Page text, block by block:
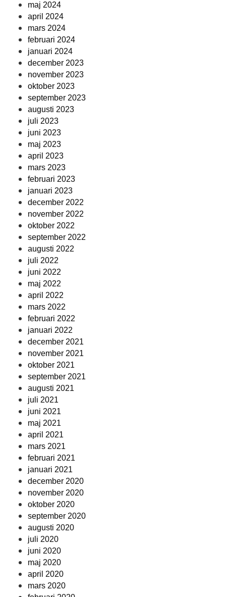
maj 2024
april 2024
mars 2024
februari 2024
januari 2024
december 2023
november 2023
oktober 2023
september 2023
augusti 2023
juli 2023
juni 2023
maj 2023
april 2023
mars 2023
februari 2023
januari 2023
december 2022
november 2022
oktober 2022
september 2022
augusti 2022
juli 2022
juni 2022
maj 2022
april 2022
mars 2022
februari 2022
januari 2022
december 2021
november 2021
oktober 2021
september 2021
augusti 2021
juli 2021
juni 2021
maj 2021
april 2021
mars 2021
februari 2021
januari 2021
december 2020
november 2020
oktober 2020
september 2020
augusti 2020
juli 2020
juni 2020
maj 2020
april 2020
mars 2020